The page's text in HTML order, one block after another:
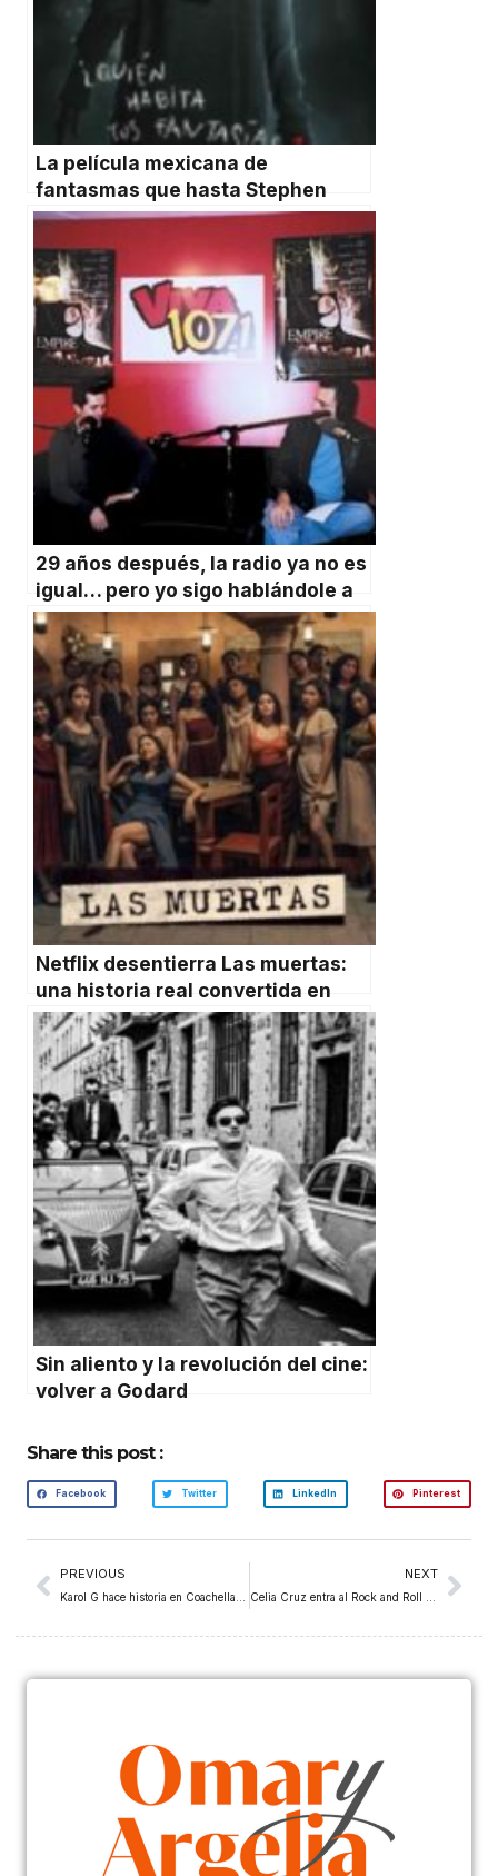
La película mexicana de
fantasmas que hasta Stephen
King recomendó
29 años después, la radio ya no es
igual… pero yo sigo hablándole a
un micrófono
Netflix desentierra Las muertas:
una historia real convertida en
sátira mexicana
Sin aliento y la revolución del cine:
volver a Godard
Share this post :
Facebook Twitter LinkedIn Pinterest
PREVIOUS
Karol G hace historia en Coachella: la primera latina en ser headliner en 27 años de festival
NEXT
Celia Cruz entra al Rock and Roll Hall of Fame: la primera artista de habla hispana en lograrlo